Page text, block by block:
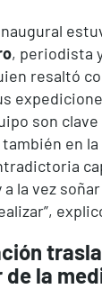
, periodista
resaltó
son clave
en
la vez
la